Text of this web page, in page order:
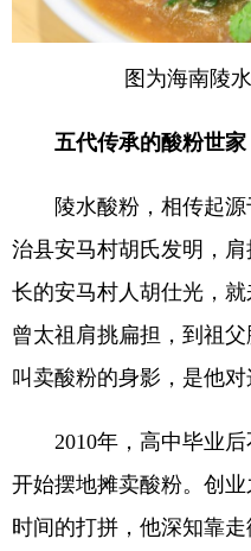
图为海南陵
五代传承的酸粉世家
陵水酸粉，相传起源
治县安马村胡氏发明，
长的安马村人胡仕光，
曾太祖肩挑扁担，到祖
叫卖酸粉的身影，是他对
2010年，高中毕业后
开始摆地摊卖酸粉。创
时间的打拼，他深知靠